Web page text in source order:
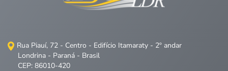
Rua Piauí, 72 - Centro - Edifício Itamaraty - 2º andar
Londrina - Paraná - Brasil
CEP: 86010-420